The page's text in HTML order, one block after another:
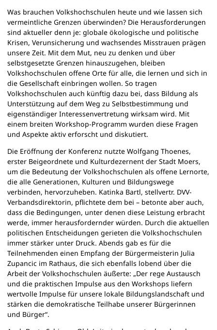
Was brauchen Volkshochschulen heute und wie lassen sich
vermeintliche Grenzen überwinden? Die Herausforderungen
sind aktueller denn je: globale ökologische und politische
Krisen, Verunsicherung und wachsendes Misstrauen prägen
unsere Zeit. Mit dem Mut, neu zu denken und über
selbstgesetzte Grenzen hinauszugehen, bleiben
Volkshochschulen offene Orte für alle, die lernen und sich in
die Gesellschaft einbringen wollen. So tragen
Volkshochschulen auch künftig dazu bei, dass Bildung als
Unterstützung auf dem Weg zu Selbstbestimmung und
eigenständiger Interessenvertretung wirksam wird. Mit
einem breiten Workshop-Programm wurden diese Fragen
und Aspekte aktiv erforscht und diskutiert.
Die Eröffnung der Konferenz nutzte Wolfgang Thoenes,
erster Beigeordnete und Kulturdezernent der Stadt Moers,
um die Bedeutung der Volkshochschulen als offene Lernorte,
die alle Generationen, Kulturen und Bildungswege
verbinden, hervorzuheben. Katinka Bartl, stellvertr. DVV-
Verbandsdirektorin, pflichtete dem bei – betonte aber auch,
dass die Bedingungen, unter denen diese Leistung erbracht
werde, immer herausfordernder würden. Durch die aktuellen
politischen Entscheidungen gerieten die Volkshochschulen
immer stärker unter Druck. Abends gab es für die
Teilnehmenden einen Empfang der Bürgermeisterin Julia
Zupancic im Rathaus, die sich ebenfalls lobend über die
Arbeit der Volkshochschulen äußerte: „Der rege Austausch
und die praktischen Impulse aus den Workshops liefern
wertvolle Impulse für unsere lokale Bildungslandschaft und
stärken die demokratische Teilhabe unserer Bürgerinnen
und Bürger“.